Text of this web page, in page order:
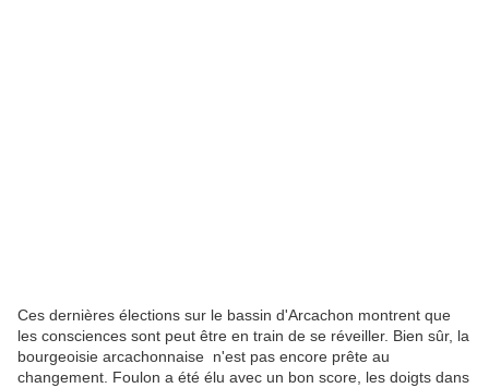
Ces dernières élections sur le bassin d'Arcachon montrent que
les consciences sont peut être en train de se réveiller. Bien sûr, la
bourgeoisie arcachonnaise n'est pas encore prête au
changement. Foulon a été élu avec un bon score, les doigts dans